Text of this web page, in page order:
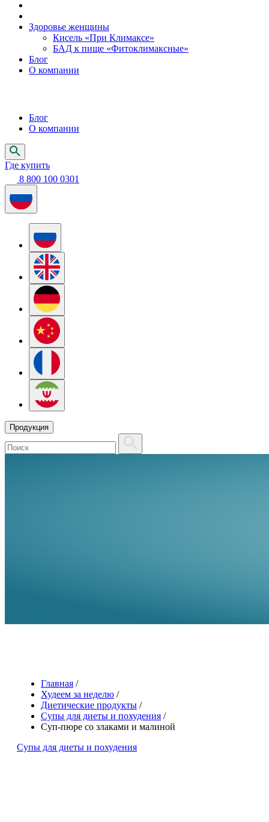
Здоровье женщины
Кисель «При Климаксе»
БАД к пище «Фитоклимаксные»
Блог
О компании
Блог
О компании
Где купить
8 800 100 0301
Продукция
Главная /
Худеем за неделю /
Диетические продукты /
Супы для диеты и похудения /
Суп-пюре со злаками и малиной
Супы для диеты и похудения